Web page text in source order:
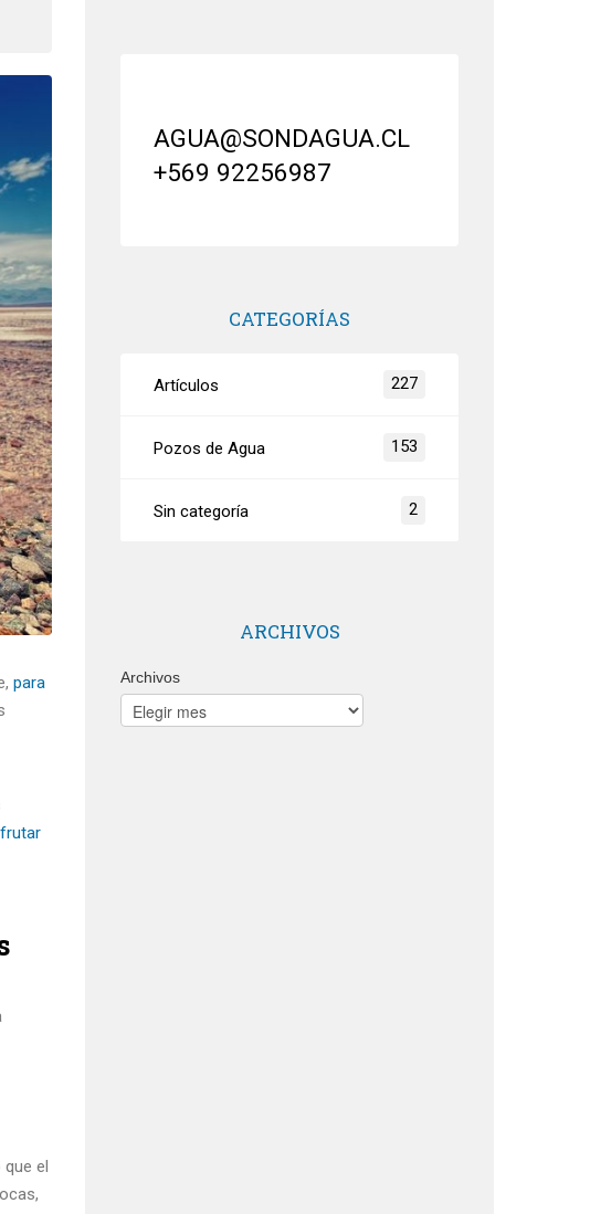
para
el
AGUA@SONDAGUA.CL
+569 92256987
CATEGORÍAS
Artículos 227
Pozos de Agua 153
Sin categoría 2
ARCHIVOS
Archivos